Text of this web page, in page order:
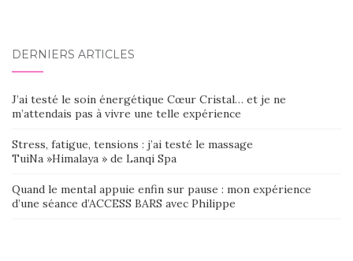
DERNIERS ARTICLES
J’ai testé le soin énergétique Cœur Cristal… et je ne
m’attendais pas à vivre une telle expérience
Stress, fatigue, tensions : j’ai testé le massage
TuiNa »Himalaya » de Lanqi Spa
Quand le mental appuie enfin sur pause : mon expérience
d’une séance d’ACCESS BARS avec Philippe